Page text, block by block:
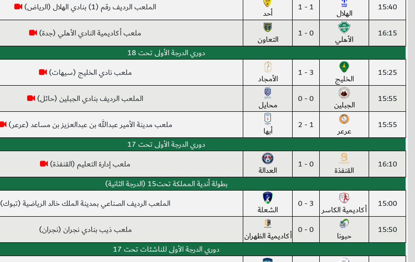
15:40
الهلال 1 - 1 أحد الملعب الرديف رقم (1) بنادي الهلال (الرياض)
16:15 الأهلي 0 - 1 التعاون
ملعب أكاديمية النادي الأهلي (جدة)
دوري الدرجة الأولى تحت 18
15:25
الخليج 3 - 1 الأمجاد ملعب نادي الخليج (سيهات)
15:55 الجبلين 0 - 0 محايل الملعب الرديف بنادي الجبلين (حائل)
15:55 عرعر 1 - 2 أبها
ملعب مدينة الأمير عبدالله بن عبدالعزيز بن مساعد (عرعر)
دوري الدرجة الأولى تحت 17
16:10
القنفذة 0 - 1 العدالة
ملعب إدارة التعليم (القنفذة)
بطولة أندية المملكة تحت15 (الدرجة الثانية)
15:00
أكاديمية الكاسر 3 - 0 الشعلة الملعب الرديف الصناعي بمدينة الملك خالد الرياضية (تبوك)
15:50 حبونا 0 - 0 أكاديمية الظهران
ملعب ذيب بنادي نجران (نجران)
دوري الدرجة الأولى للناشئات تحت 17